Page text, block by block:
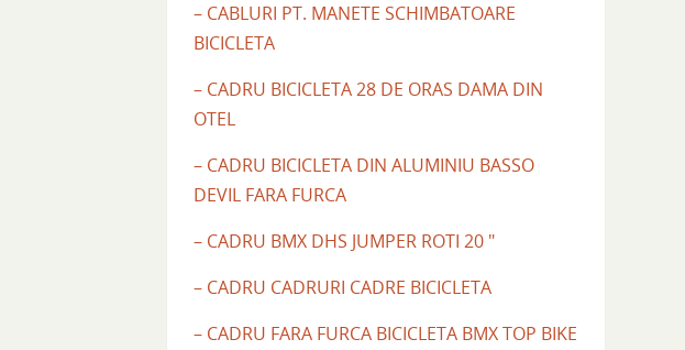
– CABLURI PT. MANETE SCHIMBATOARE
BICICLETA
– CADRU BICICLETA 28 DE ORAS DAMA DIN
OTEL
– CADRU BICICLETA DIN ALUMINIU BASSO
DEVIL FARA FURCA
– CADRU BMX DHS JUMPER ROTI 20 "
– CADRU CADRURI CADRE BICICLETA
– CADRU FARA FURCA BICICLETA BMX TOP BIKE